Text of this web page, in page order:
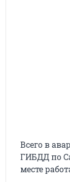
Всего в
ГИБДД по
месте